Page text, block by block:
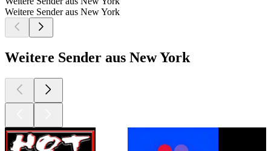
Weitere Sender aus New York
Weitere Sender aus New York